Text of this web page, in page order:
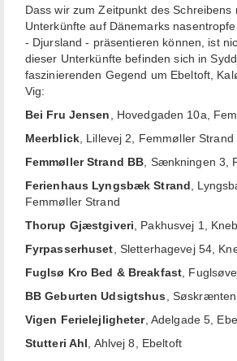
Dass wir zum Zeitpunkt des
Unterkünfte auf Dänemarks
- Djursland - präsentieren können, ist
dieser Unterkünfte befinden sich in
faszinierenden Gegend um Ebeltoft,
Vig:
Bei Fru Jensen, Hovedgaden 10a,
Meerblick, Lillevej 2, Femmøller Strand
Femmøller Strand BB, Sænkningen 3,
Ferienhaus Lyngsbæk Strand,
Femmøller Strand
Thorup Gjæstgiveri, Pakhusvej 1,
Fyrpasserhuset, Sletterhagevej 54,
Fuglsø Kro Bed & Breakfast,
BB Geburten Udsigtshus,
Vigen Ferielejligheter, Adelgade 5,
Stutteri Ahl, Ahlvej 8, Ebeltoft